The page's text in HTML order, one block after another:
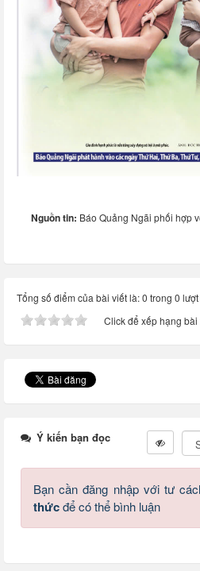
Nguồn tin: Báo Quảng Ngãi phối hợp
Tổng số điểm của bài viết là: 0 trong 0
Click để xếp hạng bài
Ý kiến bạn đọc
Bạn cần đăng nhập với tư
thứcđể có thể bình luận